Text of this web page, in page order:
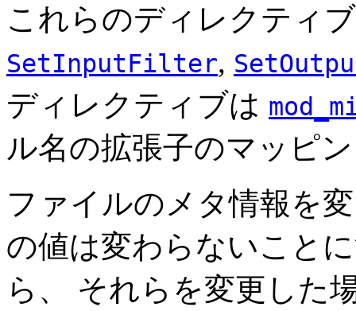
これらのディレクティ
SetInputFilter,
ディレクティブは
ル名の拡張子のマッピ
ファイルのメタ情報を
の値は変わらないこと
ら、 それらを変更した